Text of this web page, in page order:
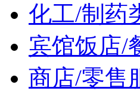
化工/制药
宾馆饭店/
商店/零售